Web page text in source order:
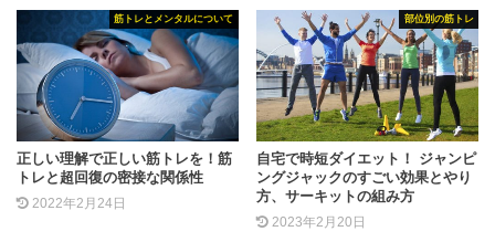
筋トレとメンタルについて
正しい理解で正しい筋トレを！筋
トレと超回復の密接な関係性
2022年2月24日
部位別の筋トレ
自宅で時短ダイエット！ ジャンピ
ングジャックのすごい効果とやり
方、サーキットの組み方
2023年2月20日